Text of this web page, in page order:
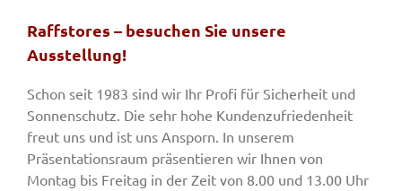
Raffstores – besuchen Sie unsere
Ausstellung!
Schon seit 1983 sind wir Ihr Profi für Sicherheit und
Sonnenschutz. Die sehr hohe Kundenzufriedenheit
freut uns und ist uns Ansporn. In unserem
Präsentationsraum präsentieren wir Ihnen von
Montag bis Freitag in der Zeit von 8.00 und 13.00 Uhr